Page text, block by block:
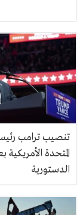
تنصيب ترامب
المتحدة الأمريكية
الدستورية